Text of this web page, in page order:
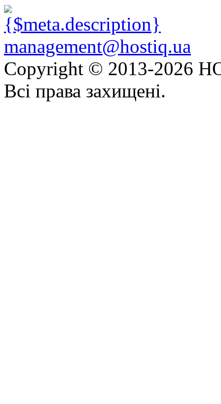
management@hostiq.ua
Copyright © 2013-2026
Всі права захищені.